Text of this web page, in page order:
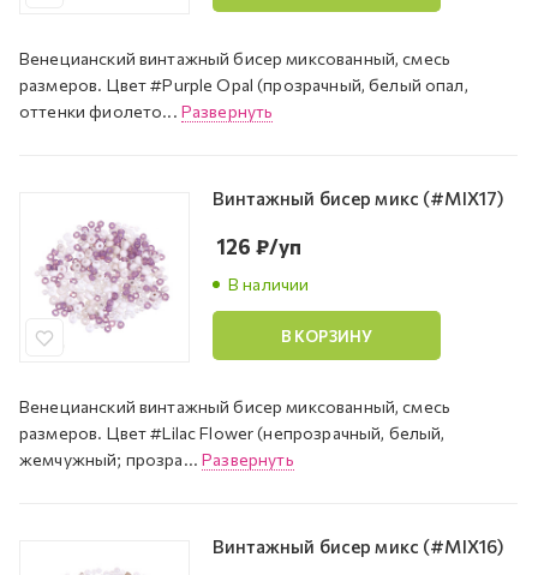
Венецианский винтажный бисер миксованный, смесь
размеров. Цвет #Purple Opal (прозрачный, белый опал,
оттенки фиолето... Развернуть
Винтажный бисер микс (#MIX17)
В наличии
126 ₽/уп
В КОРЗИНУ
Венецианский винтажный бисер миксованный, смесь
размеров. Цвет #Lilac Flower (непрозрачный, белый,
жемчужный; прозра...Развернуть
Винтажный бисер микс (#MIX16)